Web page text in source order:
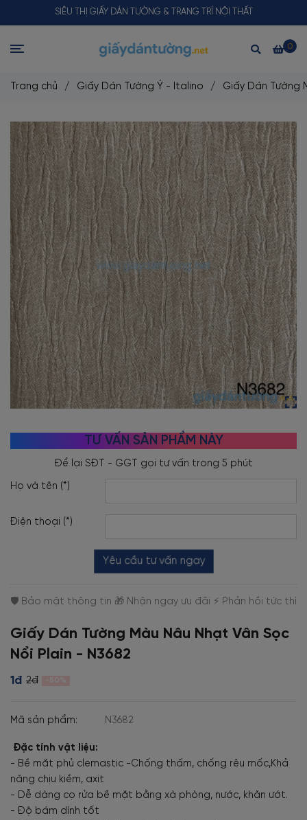
SIÊU THỊ GIẤY DÁN TƯỜNG & TRANG TRÍ NỘI THẤT
0
Trang chủ / Giấy Dán Tường Ý - Italino / Giấy Dán Tường
TƯ VẤN SẢN PHẨM NÀY
Họ và tên (*)
Điện thoại (*)
Yêu cầu tư vấn ngay
Giấy Dán Tường Màu Nâu Nhạt Vân Sọc
Nổi Plain - N3682
1đ 2đ
Mã sản phẩm: N3682
Đặc tính vật liệu:
- Bề mặt phủ clemastic -Chống thấm, chống rêu mốc,Khả
năng chịu kiềm, axit
- Dễ dàng cọ rửa bề mặt bằng xà phòng, nước, khăn ướt.
- Độ bám dính tốt